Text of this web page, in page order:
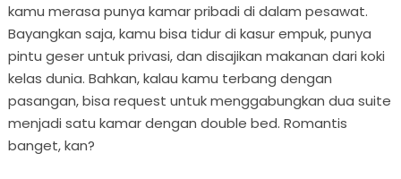
kamu merasa punya kamar pribadi di dalam pesawat.
Bayangkan saja, kamu bisa tidur di kasur empuk, punya
pintu geser untuk privasi, dan disajikan makanan dari koki
kelas dunia. Bahkan, kalau kamu terbang dengan
pasangan, bisa request untuk menggabungkan dua suite
menjadi satu kamar dengan double bed. Romantis
banget, kan?